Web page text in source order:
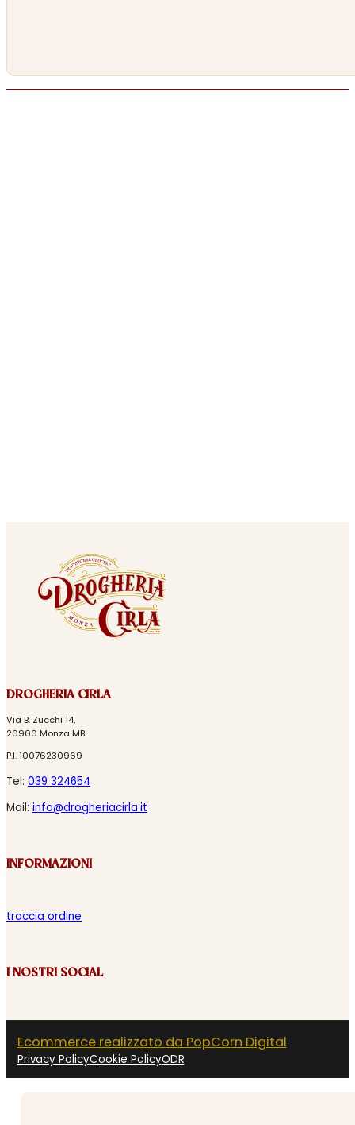
DROGHERIA CIRLA
Via B. Zucchi 14,
20900 Monza MB
P.I. 10076230969
Tel: 039 324654
Mail: info@drogheriacirla.it
INFORMAZIONI
traccia ordine
I NOSTRI SOCIAL
Ecommerce realizzato da PopCorn Digital
Privacy PolicyCookie PolicyODR